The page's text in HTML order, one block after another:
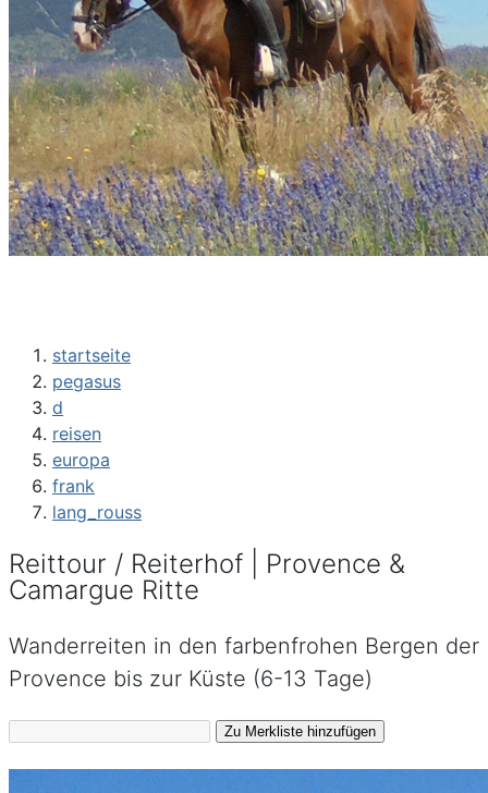
startseite
pegasus
d
reisen
europa
frank
lang_rouss
Reittour / Reiterhof | Provence &
Camargue Ritte
Wanderreiten in den farbenfrohen Bergen der
Provence bis zur Küste (6-13 Tage)